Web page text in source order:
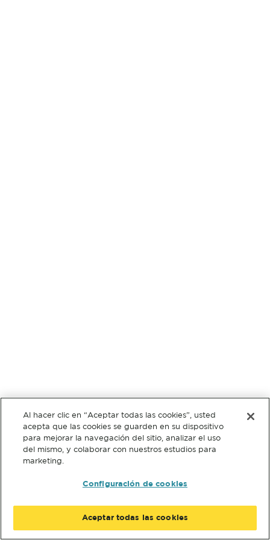
Al hacer clic en “Aceptar todas las cookies”, usted
acepta que las cookies se guarden en su dispositivo
para mejorar la navegación del sitio, analizar el uso
del mismo, y colaborar con nuestros estudios para
marketing.
Configuración de cookies
Aceptar todas las cookies